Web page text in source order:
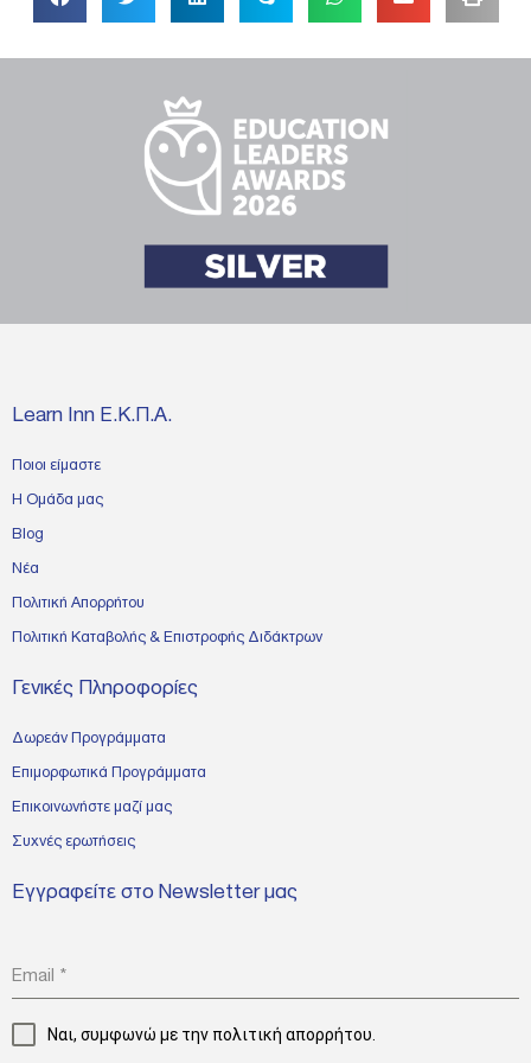
Learn Inn Ε.Κ.Π.Α.
Ποιοι είμαστε
Η Ομάδα μας
Blog
Νέα
Πολιτική Απορρήτου
Πολιτική Καταβολής & Επιστροφής Διδάκτρων
Γενικές Πληροφορίες
Δωρεάν Προγράμματα
Επιμορφωτικά Προγράμματα
Επικοινωνήστε μαζί μας
Συχνές ερωτήσεις
Εγγραφείτε στο Newsletter μας
Email *
Ναι, συμφωνώ με την πολιτική απορρήτου.